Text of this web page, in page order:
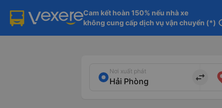
Cam kết hoàn 150% nếu nhà xe
không cung cấp dịch vụ vận chuyển (*)
Nơi xuất phát
import_export